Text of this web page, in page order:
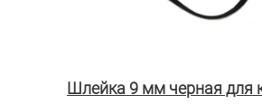
Шлейка 9 мм черная для